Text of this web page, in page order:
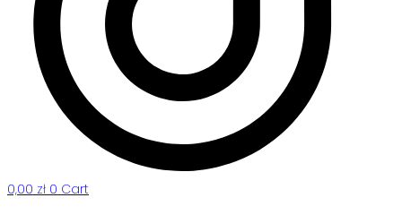
0,00 zł 0 Cart